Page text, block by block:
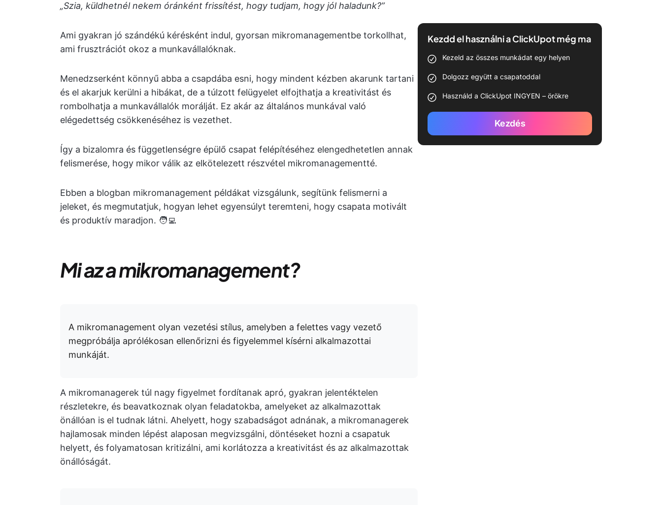
„Szia, küldhetnél nekem óránként frissítést, hogy tudjam, hogy jól haladunk?”
Ami gyakran jó szándékú kérésként indul, gyorsan mikromanagementbe torkollhat,
ami frusztrációt okoz a munkavállalóknak.
Menedzserként könnyű abba a csapdába esni, hogy mindent kézben akarunk tartani
és el akarjuk kerülni a hibákat, de a túlzott felügyelet elfojthatja a kreativitást és
rombolhatja a munkavállalók morálját. Ez akár az általános munkával való
elégedettség csökkenéséhez is vezethet.
Így a bizalomra és függetlenségre épülő csapat felépítéséhez elengedhetetlen annak
felismerése, hogy mikor válik az elkötelezett részvétel mikromanagementté.
Ebben a blogban mikromanagement példákat vizsgálunk, segítünk felismerni a
jeleket, és megmutatjuk, hogyan lehet egyensúlyt teremteni, hogy csapata motivált
és produktív maradjon. 🧑‍💻
Mi az a mikromanagement?
A mikromanagement olyan vezetési stílus, amelyben a felettes vagy vezető
megpróbálja aprólékosan ellenőrizni és figyelemmel kísérni alkalmazottai
munkáját.
A mikromanagerek túl nagy figyelmet fordítanak apró, gyakran jelentéktelen
részletekre, és beavatkoznak olyan feladatokba, amelyeket az alkalmazottak
önállóan is el tudnak látni. Ahelyett, hogy szabadságot adnának, a mikromanagerek
hajlamosak minden lépést alaposan megvizsgálni, döntéseket hozni a csapatuk
helyett, és folyamatosan kritizálni, ami korlátozza a kreativitást és az alkalmazottak
önállóságát.
Kezdd el használni a ClickUpot még ma
Kezeld az összes munkádat egy helyen
Dolgozz együtt a csapatoddal
Használd a ClickUpot INGYEN – örökre
Kezdés